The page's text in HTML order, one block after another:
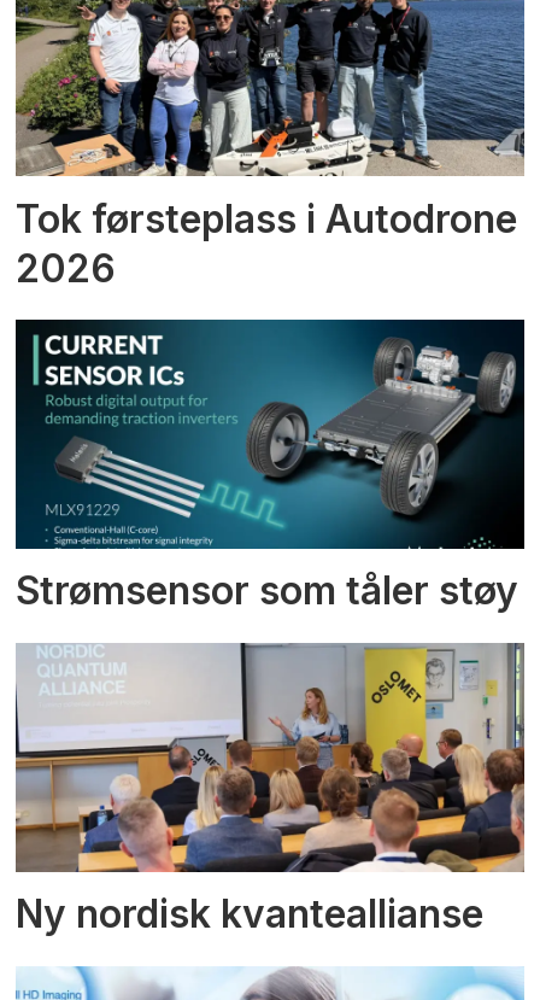
Tok førsteplass i Autodrone
2026
Strømsensor som tåler støy
Ny nordisk kvanteallianse